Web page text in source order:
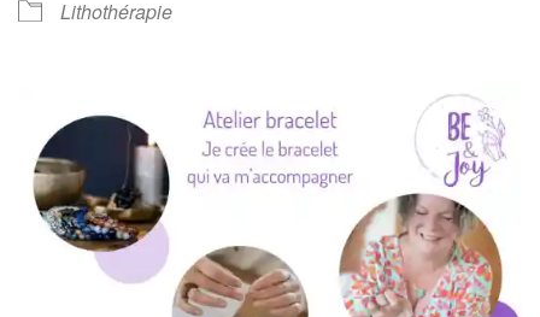
Lithothérapie